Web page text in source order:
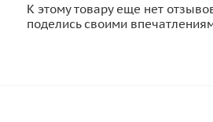
К этому товару еще нет
поделись своими